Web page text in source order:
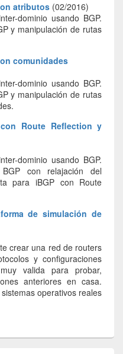
atributos (02/2016)
dominio usando BGP.
y manipulación de rutas
comunidades
dominio usando BGP.
y manipulación de rutas
Route Reflection y
dominio usando BGP.
con relajación del
para iBGP con Route
de simulación de
crear una red de routers
y configuraciones
valida para probar,
anteriores en casa.
operativos reales